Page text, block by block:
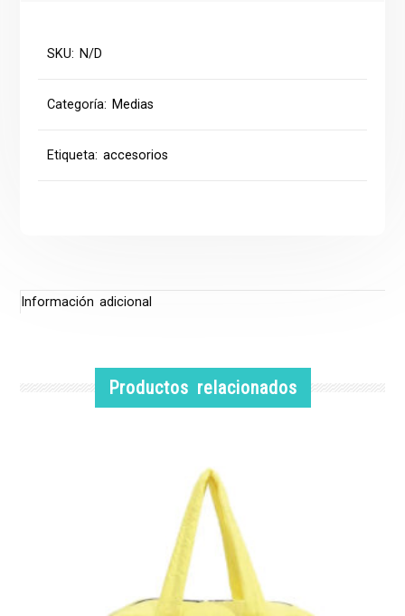
SKU: N/D
Categoría: Medias
Etiqueta:accesorios
Información adicional
Productos relacionados